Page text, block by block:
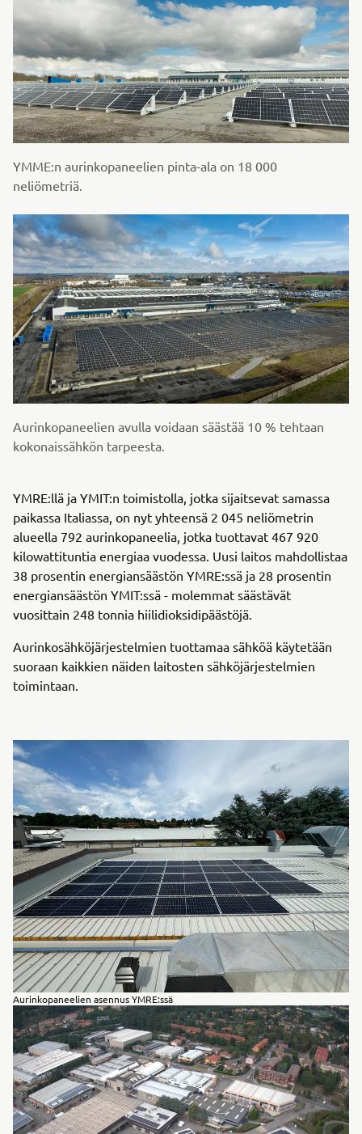
YMME:n aurinkopaneelien pinta-ala on 18 000
neliömetriä.
Aurinkopaneelien avulla voidaan säästää 10 % tehtaan
kokonaissähkön tarpeesta.
YMRE:llä ja YMIT:n toimistolla, jotka sijaitsevat samassa
paikassa Italiassa, on nyt yhteensä 2 045 neliömetrin
alueella 792 aurinkopaneelia, jotka tuottavat 467 920
kilowattituntia energiaa vuodessa. Uusi laitos mahdollistaa
38 prosentin energiansäästön YMRE:ssä ja 28 prosentin
energiansäästön YMIT:ssä - molemmat säästävät
vuosittain 248 tonnia hiilidioksidipäästöjä.
Aurinkosähköjärjestelmien tuottamaa sähköä käytetään
suoraan kaikkien näiden laitosten sähköjärjestelmien
toimintaan.
Aurinkopaneelien asennus YMRE:ssä